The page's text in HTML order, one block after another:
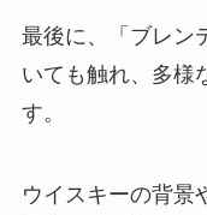
最後に、「ブレン
いても触れ、多様
す。
ウイスキーの背景